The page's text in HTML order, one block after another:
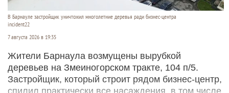
В Барнауле застройщик уничтожил многолетние деревья ради бизнес-центра
incident22
7 августа 2026 в 19:35
Жители Барнаула возмущены вырубкой
деревьев на Змеиногорском тракте, 104 п/5.
Застройщик, который строит рядом бизнес-центр,
спилил практически все насаждения, в том числе